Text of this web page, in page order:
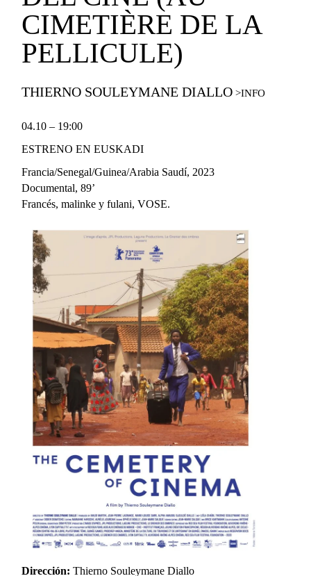
CIMETIÈRE DE LA
PELLICULE)
THIERNO SOULEYMANE DIALLO
04.10 – 19:00
ESTRENO EN EUSKADI
Francia/Senegal/Guinea/Arabia Saudí, 2023
Documental, 89’
Francés, malinke y fulani, VOSE.
Dirección: Thierno Souleymane Diallo